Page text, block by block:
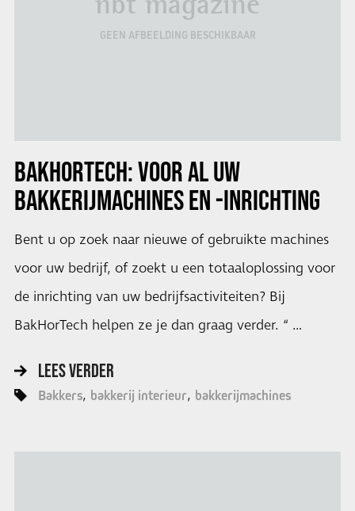
GEEN AFBEELDING BESCHIKBAAR
BAKHORTECH:VOOR AL UW
BAKKERIJMACHINES EN -INRICHTING
Bent u op zoek naar nieuwe of gebruikte machines
voor uw bedrijf, of zoekt u een totaaloplossing voor
de inrichting van uw bedrijfsactiviteiten? Bij
BakHorTech helpen ze je dan graag verder. “ …
LEES VERDER
Bakkers bakkerij interieur bakkerijmachines